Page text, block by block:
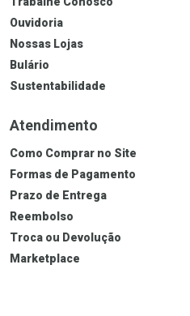
Ver Desconto Convênio
Ouvidoria
Nossas Lojas
Bulário
Sustentabilidade
Atendimento
Como Comprar no Site
Formas de Pagamento
Prazo de Entrega
Reembolso
Troca ou Devolução
Marketplace